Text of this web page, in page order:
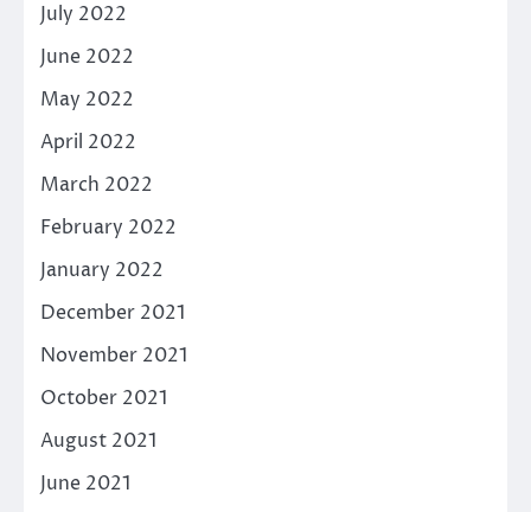
July 2022
June 2022
May 2022
April 2022
March 2022
February 2022
January 2022
December 2021
November 2021
October 2021
August 2021
June 2021